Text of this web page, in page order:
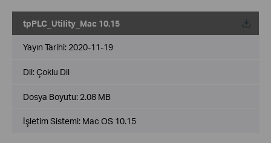
tpPLC_Utility_Mac 10.15
Yayın Tarihi: 2020-11-19
Dil:Çoklu Dil
Dosya Boyutu: 2.08 MB
İşletim Sistemi: Mac OS 10.15